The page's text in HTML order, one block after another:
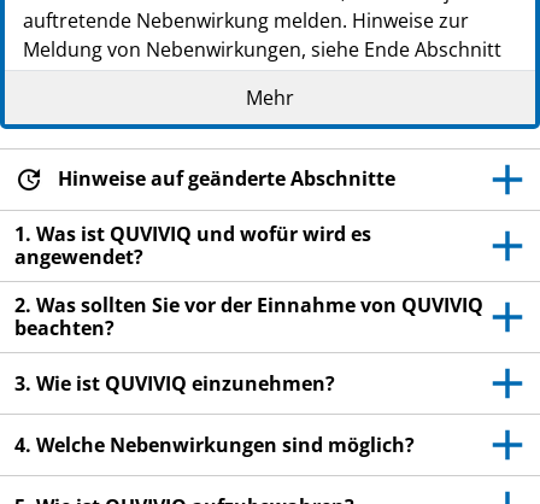
auftretende Nebenwirkung melden. Hinweise zur
Meldung von Nebenwirkungen, siehe Ende Abschnitt
4.
Lesen Sie die gesamte Packungsbeilage sorgfältig
durch, bevor Sie mit der Einnahme dieses
Arzneimittels beginnen, denn sie enthält wichtige
Informationen.
Heben Sie die Packungsbeilage auf. Vielleicht
möchten Sie diese später nochmals lesen.
Wenn Sie weitere Fragen haben, wenden Sie sich
an Ihren Arzt oder Apotheker.
Dieses Arzneimittel wurde Ihnen persönlich
verschrieben. Geben Sie es nicht an Dritte weiter.
Es kann anderen Menschen schaden, auch wenn
diese die gleichen Beschwerden haben wie Sie.
Mehr
Hinweise auf geänderte Abschnitte
1. Was ist QUVIVIQ und wofür wird es
angewendet?
2. Was sollten Sie vor der Einnahme von QUVIVIQ
beachten?
3. Wie ist QUVIVIQ einzunehmen?
4. Welche Nebenwirkungen sind möglich?